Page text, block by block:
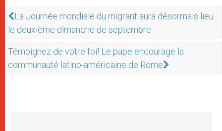
La Journée mondiale du migrant aura désormais lieu
le deuxième dimanche de septembre
Témoignez de votre foi! Le pape encourage la
communauté latino-américaine de Rome